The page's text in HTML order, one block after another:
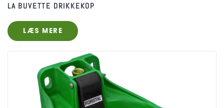
LA BUVETTE DRIKKEKOP
LÆS MERE